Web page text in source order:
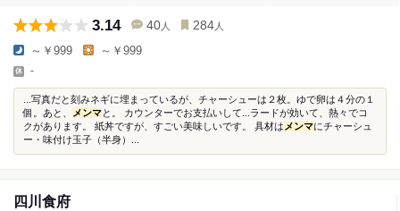
3.14 40 人 284 人
～￥999 ～￥999
-
...写真だと刻みネギに埋まっているが、チャーシューは２枚。ゆで卵は４分の１
個。あと、
メンマと。 カウンターでお支払いして...ラードが効いて、熱々でコ
クがあります。 紙丼ですが、すごい美味しいです。 具材は メンマにチャーシュ
ー・味付け玉子（半身）...
四川食府